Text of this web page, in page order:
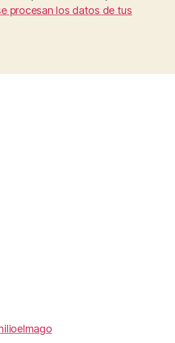
procesan los datos de tus